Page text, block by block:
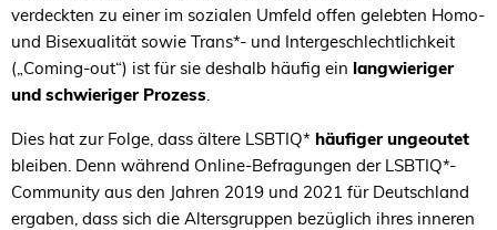
verdeckten zu einer im sozialen Umfeld offen gelebten Homo-
und Bisexualität sowie Trans*- und Intergeschlechtlichkeit
(„Coming-out“) ist für sie deshalb häufig ein langwieriger
und schwieriger Prozess.
Dies hat zur Folge, dass ältere LSBTIQ* häufiger ungeoutet
bleiben. Denn während Online-Befragungen der LSBTIQ*-
Community aus den Jahren 2019 und 2021 für Deutschland
ergaben, dass sich die Altersgruppen bezüglich ihres inneren